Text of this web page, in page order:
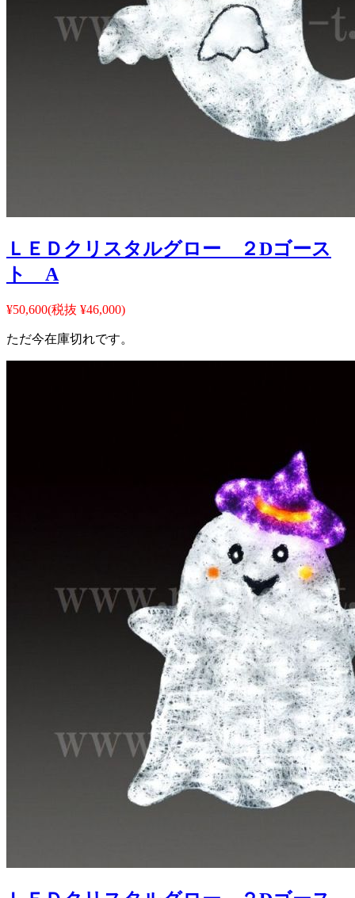
ＬＥＤクリスタルグロー ２Dゴース
ト A
¥50,600(税抜 ¥46,000)
ただ今在庫切れです。